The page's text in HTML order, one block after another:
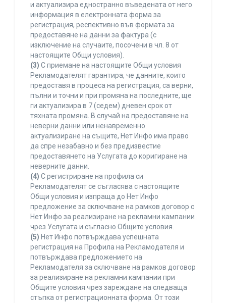
и актуализира едностранно въведената от него
информация в електронната форма за
регистрация, респективно във формата за
предоставяне на данни за фактура (с
изключение на случаите, посочени в чл. 8 от
настоящите Общи условия).
(3) С приемане на настоящите Общи условия
Рекламодателят гарантира, че данните, които
предоставя в процеса на регистрация, са верни,
пълни и точни и при промяна на последните, ще
ги актуализира в 7 (седем) дневен срок от
тяхната промяна. В случай на предоставяне на
неверни данни или ненавременно
актуализиране на същите, Нет Инфо има право
да спре незабавно и без предизвестие
предоставянето на Услугата до коригиране на
неверните данни.
(4) С регистриране на профила си
Рекламодателят се съгласява с настоящите
Общи условия и изпраща до Нет Инфо
предложение за сключване на рамков договор с
Нет Инфо за реализиране на рекламни кампании
чрез Услугата и съгласно Общите условия.
(5) Нет Инфо потвърждава успешната
регистрация на Профила на Рекламодателя и
потвърждава предложението на
Рекламодателя за сключване на рамков договор
за реализиране на рекламни кампании при
Общите условия чрез зареждане на следваща
стъпка от регистрационната форма. От този